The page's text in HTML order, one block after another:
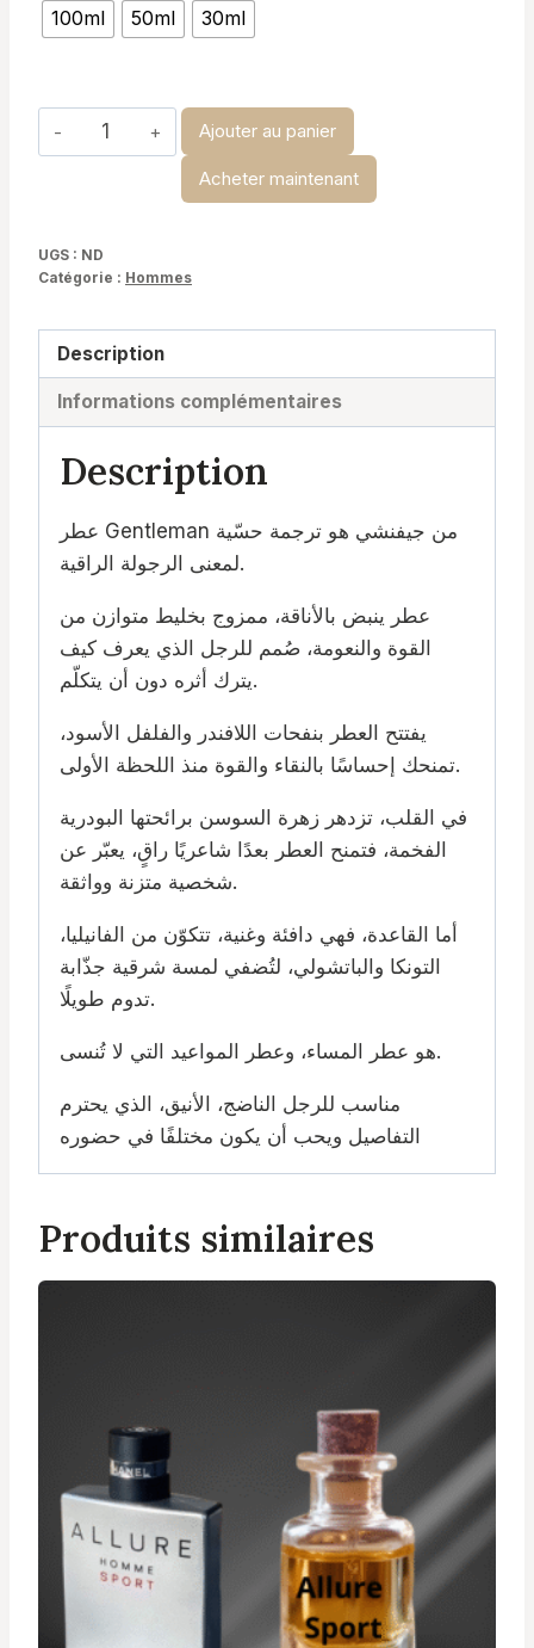
100ml
50ml 30ml
quantité
de
Givenchy
Ajouter au panier
Acheter maintenant
UGS : ND
Catégorie : Hommes
Description
Informations complémentaires
Description
عطر Gentleman من جيفنشي هو ترجمة حسّية
لمعنى الرجولة الراقية.
عطر ينبض بالأناقة، ممزوج بخليط متوازن من
القوة والنعومة، صُمم للرجل الذي يعرف كيف
يترك أثره دون أن يتكلّم.
يفتتح العطر بنفحات اللافندر والفلفل الأسود،
تمنحك إحساسًا بالنقاء والقوة منذ اللحظة الأولى.
في القلب، تزدهر زهرة السوسن برائحتها البودرية
الفخمة، فتمنح العطر بعدًا شاعريًا راقٍ، يعبّر عن
شخصية متزنة وواثقة.
أما القاعدة، فهي دافئة وغنية، تتكوّن من الفانيليا،
التونكا والباتشولي، لتُضفي لمسة شرقية جذّابة
تدوم طويلًا.
هو عطر المساء، وعطر المواعيد التي لا تُنسى.
مناسب للرجل الناضج، الأنيق، الذي يحترم
التفاصيل ويحب أن يكون مختلفًا في حضوره
Produits similaires